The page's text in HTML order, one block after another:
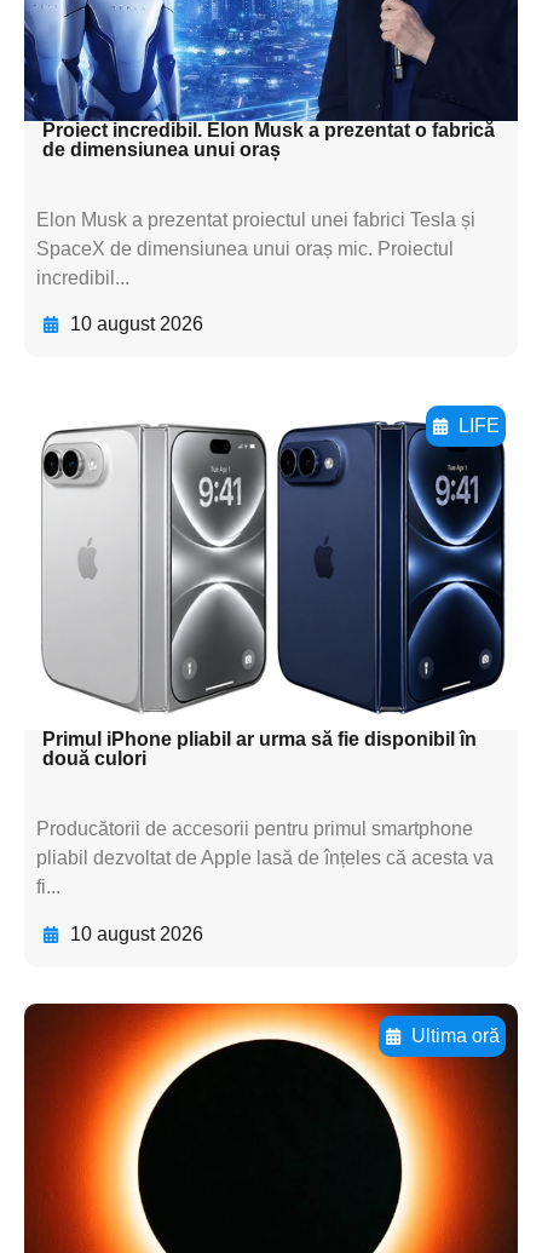
textul pentru
subtitluAdaugă aici
textul pentru subti
Proiect incredibil. Elon Musk a prezentat o fabrică
de dimensiunea unui oraș
Elon Musk a prezentat proiectul unei fabrici Tesla și
SpaceX de dimensiunea unui oraș mic. Proiectul
incredibil...
10 august 2026
LIFE
Adaugă aici textul pentru
subtitluAdaugă aici
textul pentru
subtitluAdaugă aici
textul pentru
subtitluAdaugă aici
textul pentru subti
Primul iPhone pliabil ar urma să fie disponibil în
două culori
Producătorii de accesorii pentru primul smartphone
pliabil dezvoltat de Apple lasă de înțeles că acesta va
fi...
10 august 2026
Ultima oră
Adaugă aici textul pentru
subtitluAdaugă aici
textul pentru
subtitluAdaugă aici
textul pentru